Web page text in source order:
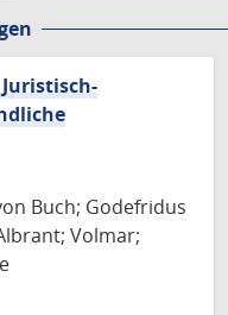
Buch; Godefridus
Volmar;